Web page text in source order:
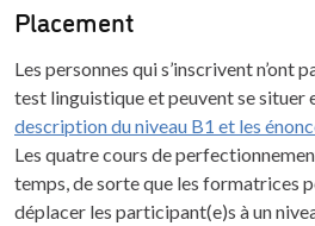
Placement
Les personnes qui s’inscrivent n’ont
test linguistique et peuvent se situer
description du niveau B1 et les
Les quatre cours de
temps, de sorte que les formatrices
déplacer les participant(e)s à un